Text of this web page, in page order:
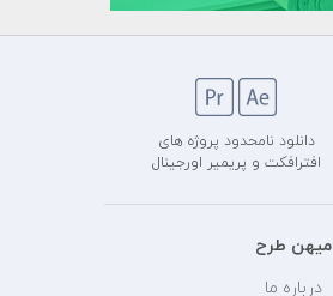
دانلود نامحدود پروژه های
افترافکت و پریمیر اورجینال
میهن طرح
درباره ما